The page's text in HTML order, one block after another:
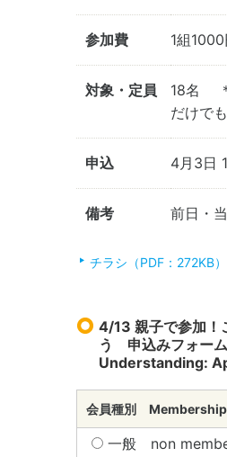
参加費 1組
対象・定員
18名
だけで
申込 4月3日
備考 前日・
チラシ（PDF：272KB）
4/13 親子で参加！
う 申込みフォー
Understanding:
会員種別
一般 non